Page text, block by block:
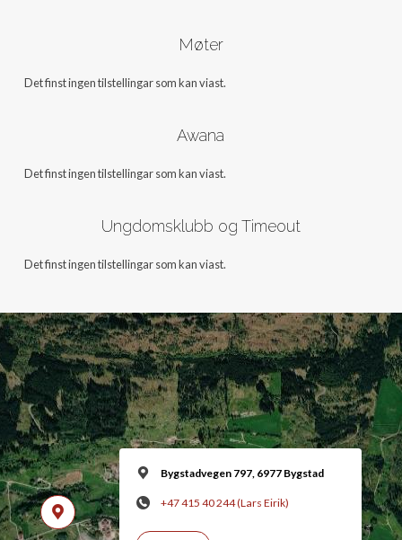
Møter
Det finst ingen tilstellingar som kan viast.
Awana
Det finst ingen tilstellingar som kan viast.
Ungdomsklubb og Timeout
Det finst ingen tilstellingar som kan viast.
Bygstadvegen 797, 6977 Bygstad
+47 415 40 244 (Lars Eirik)